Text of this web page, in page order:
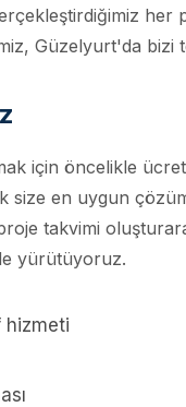
Güzelyurt'da bizi
için öncelikle
en uygun
takvimi
yürütüyoruz.
hizmeti